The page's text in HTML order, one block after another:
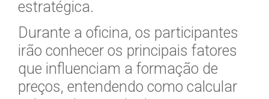
estratégica.
Durante a oficina, os participantes
irão conhecer os principais fatores
que influenciam a formação de
preços, entendendo como calcular